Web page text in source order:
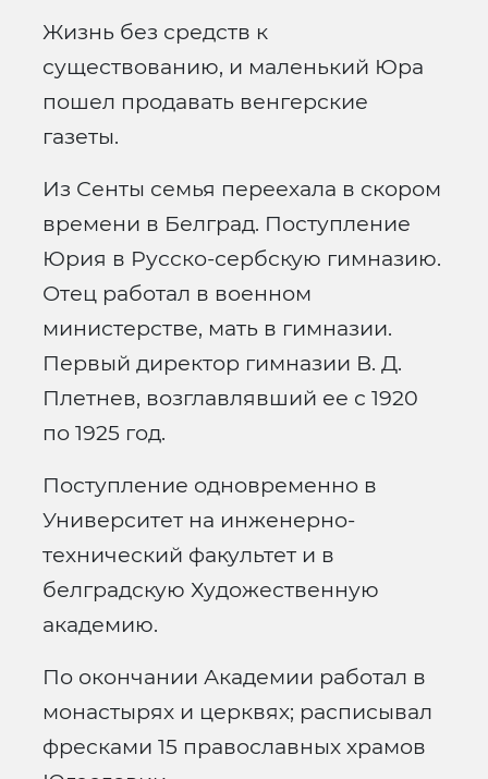
Жизнь без средств к
существованию, и маленький Юра
пошел продавать венгерские
газеты.
Из Сенты семья переехала в скором
времени в Белград. Поступление
Юрия в Русско-сербскую гимназию.
Отец работал в военном
министерстве, мать в гимназии.
Первый директор гимназии В. Д.
Плетнев, возглавлявший ее с 1920
по 1925 год.
Поступление одновременно в
Университет на инженерно-
технический факультет и в
белградскую Художественную
академию.
По окончании Академии работал в
монастырях и церквях; расписывал
фресками 15 православных храмов